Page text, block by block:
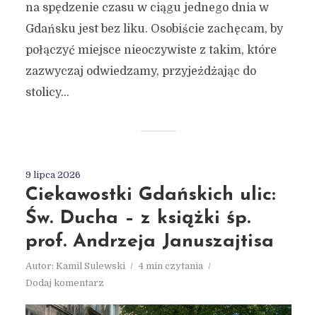
na spędzenie czasu w ciągu jednego dnia w
Gdańsku jest bez liku. Osobiście zachęcam, by
połączyć miejsce nieoczywiste z takim, które
zazwyczaj odwiedzamy, przyjeżdżając do
stolicy...
9 lipca 2026
Ciekawostki Gdańskich ulic:
Św. Ducha – z książki śp.
prof. Andrzeja Januszajtisa
Autor: Kamil Sulewski
4 min czytania
Dodaj komentarz